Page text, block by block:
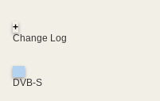
+
Change Log
DVB-S